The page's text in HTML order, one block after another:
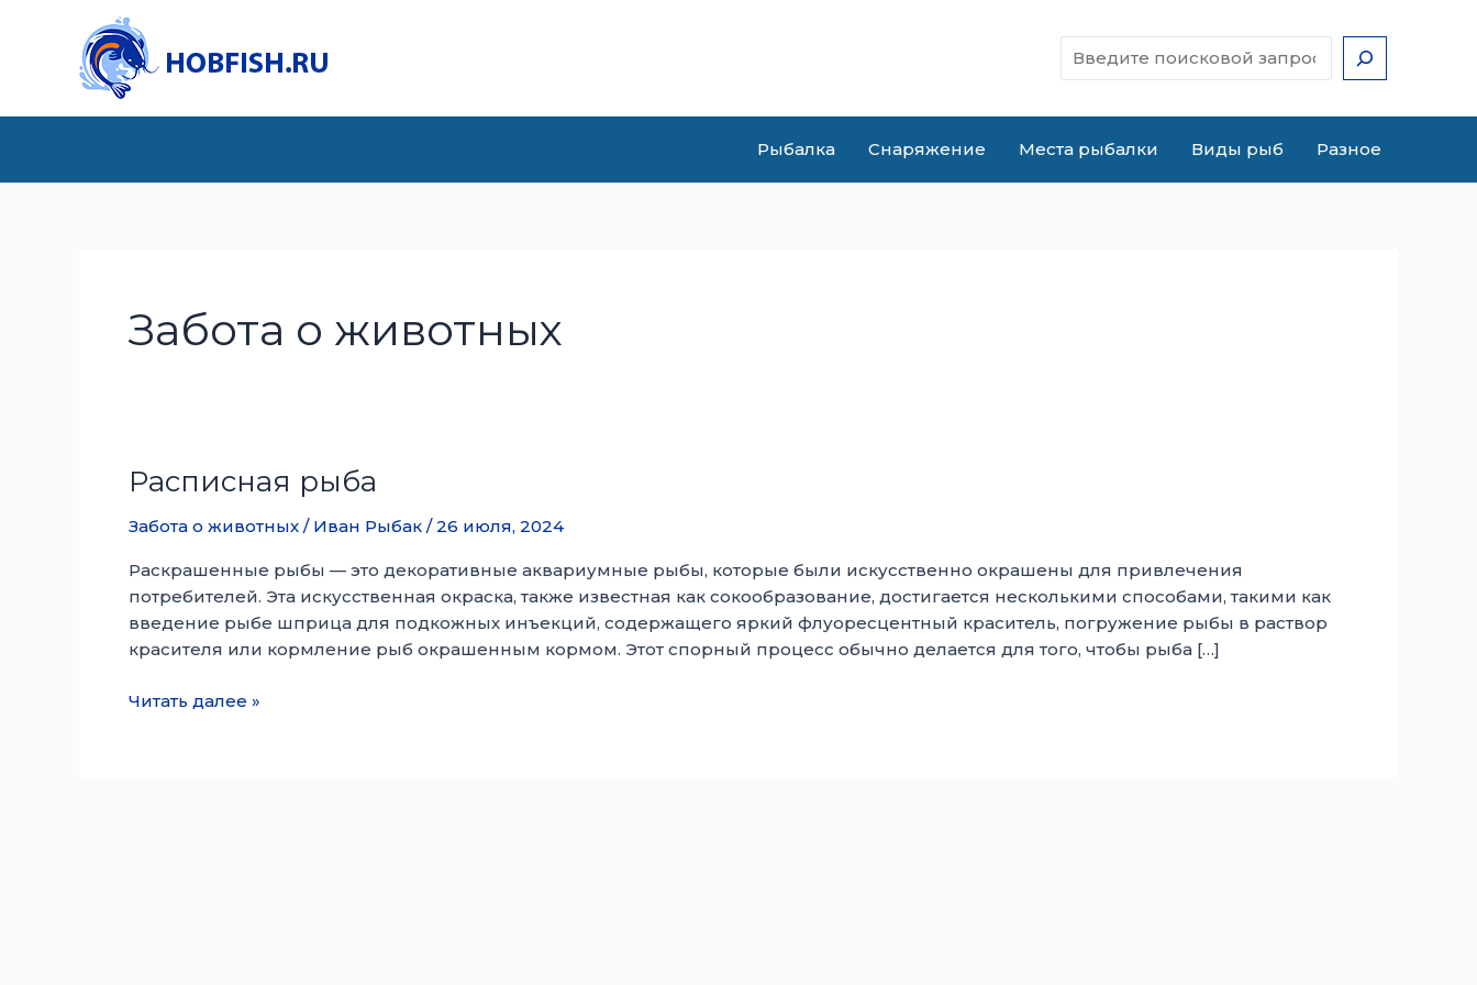
содержимому
Рыбалка Снаряжение Места рыбалки Виды рыб Разное
Забота о животных
Расписная рыба
Забота о животных / Иван Рыбак /26 июля, 2024
Раскрашенные рыбы — это декоративные аквариумные рыбы, которые были искусственно окрашены для привлечения
потребителей. Эта искусственная окраска, также известная как сокообразование, достигается несколькими способами, такими как
введение рыбе шприца для подкожных инъекций, содержащего яркий флуоресцентный краситель, погружение рыбы в раствор
красителя или кормление рыб окрашенным кормом. Этот спорный процесс обычно делается для того, чтобы рыба […]
Расписная
Читать далее »